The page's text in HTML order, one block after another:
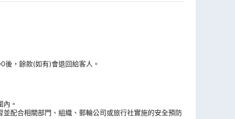
，餘款(如有)會退回給客人。
。
配合相關部門、組織、郵輪公司或旅行社實施的安全預防